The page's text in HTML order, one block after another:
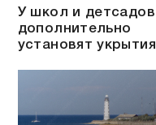
У школ и детсадов
дополнительно
установят укрытия